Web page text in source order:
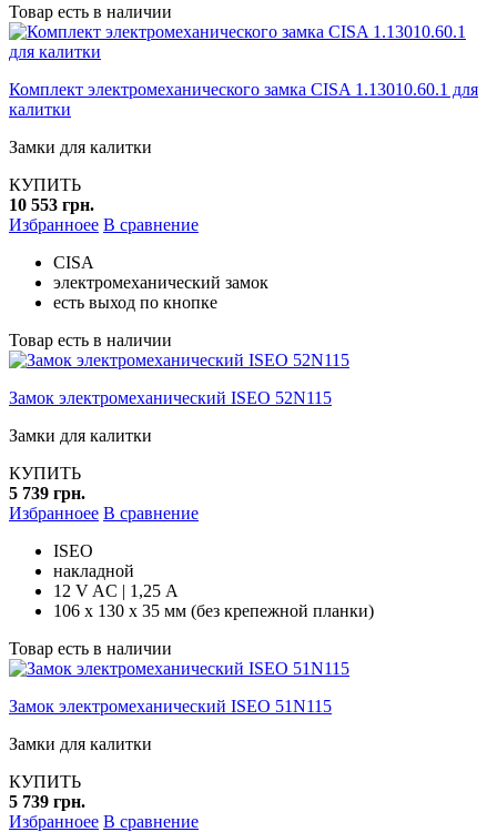
Товар есть в наличии
Комплект электромеханического замка CISA 1.13010.60.1 для
калитки
Замки для калитки
КУПИТЬ
10 553 грн.
Избранноее В сравнение
CISA
электромеханический замок
есть выход по кнопке
Товар есть в наличии
Замок электромеханический ISEO 52N115
Замки для калитки
КУПИТЬ
5 739 грн.
Избранноее В сравнение
ISEO
накладной
12 V AC | 1,25 А
106 х 130 х 35 мм (без крепежной планки)
Товар есть в наличии
Замок электромеханический ISEO 51N115
Замки для калитки
КУПИТЬ
5 739 грн.
Избранноее В сравнение